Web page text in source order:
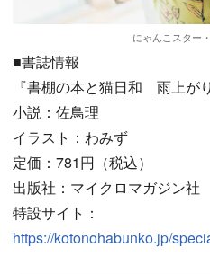
にゃんこスター
■書誌情報
『書棚の本と猫日和 雨上が
小説：佐鳥理
イラスト：わみず
定価：781円（税込）
出版社：マイクロマガジン社
特設サイト：
https://kotonohabunko.jp/